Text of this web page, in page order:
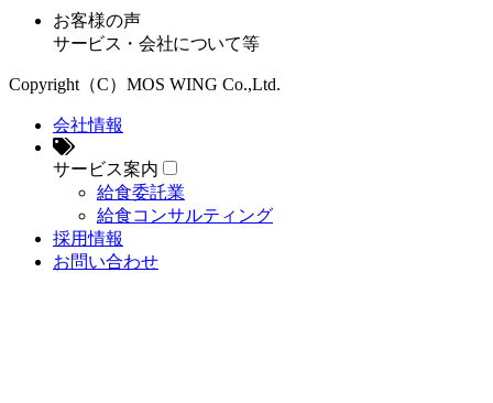
お客様の声
サービス・会社について等
Copyright（C）MOS WING Co.,Ltd.
会社情報
サービス案内
給食委託業
給食コンサルティング
採用情報
お問い合わせ